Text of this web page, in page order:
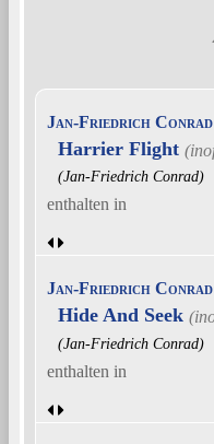
Jan-Friedrich Conrad
Harrier Flight
(Jan-Friedrich Conrad)
enthalten in
Jan-Friedrich Conrad
Hide And Seek
(Jan-Friedrich Conrad)
enthalten in